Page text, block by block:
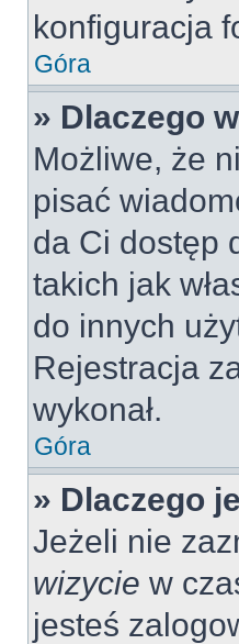
konfiguracja
Góra
» Dlaczego
Możliwe, że
pisać
da Ci dostęp
takich jak
do innych
Rejestracja
wykonał.
Góra
» Dlaczego
Jeżeli nie
wizycie w
jesteś